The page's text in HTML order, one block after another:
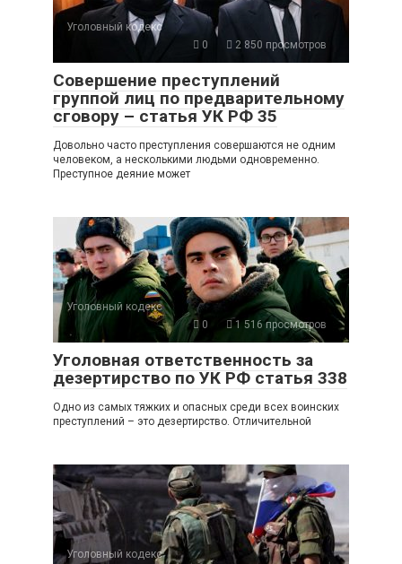
Уголовный кодекс
0
2 850 просмотров
Совершение преступлений
группой лиц по предварительному
сговору – статья УК РФ 35
Довольно часто преступления совершаются не одним
человеком, а несколькими людьми одновременно.
Преступное деяние может
Уголовный кодекс
0
1 516 просмотров
Уголовная ответственность за
дезертирство по УК РФ статья 338
Одно из самых тяжких и опасных среди всех воинских
преступлений – это дезертирство. Отличительной
Уголовный кодекс